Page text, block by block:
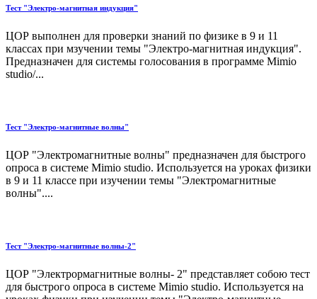
Тест "Электро-магнитная индукция"
ЦОР выполнен для проверки знаний по физике в 9 и 11
классах при мзучении темы "Электро-магнитная индукция".
Предназначен для системы голосования в программе Mimio
studio/...
Тест "Электро-магнитные волны"
ЦОР "Электромагнитные волны" предназначен для быстрого
опроса в системе Mimio studio. Используется на уроках физики
в 9 и 11 классе при изучении темы "Электромагнитные
волны"....
Тест "Электро-магнитные волны-2"
ЦОР "Электрормагнитные волны- 2" представляет собою тест
для быстрого опроса в системе Mimio studio. Используется на